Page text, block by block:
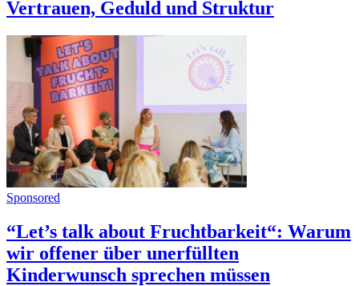
Vertrauen, Geduld und Struktur
Sponsored
“Let’s talk about Fruchtbarkeit“: Warum
wir offener über unerfüllten
Kinderwunsch sprechen müssen